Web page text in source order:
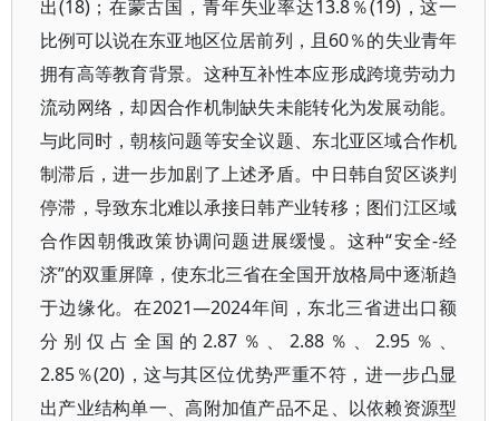
出(18)；在蒙古国，青年失业率达13.8％(19)，这一
比例可以说在东亚地区位居前列，且60％的失业青年
拥有高等教育背景。这种互补性本应形成跨境劳动力
流动网络，却因合作机制缺失未能转化为发展动能。
与此同时，朝核问题等安全议题、东北亚区域合作机
制滞后，进一步加剧了上述矛盾。中日韩自贸区谈判
停滞，导致东北难以承接日韩产业转移；图们江区域
合作因朝俄政策协调问题进展缓慢。这种“安全-经
济”的双重屏障，使东北三省在全国开放格局中逐渐趋
于边缘化。在2021—2024年间，东北三省进出口额
分别仅占全国的2.87％、2.88％、2.95％、
2.85％(20)，这与其区位优势严重不符，进一步凸显
出产业结构单一、高附加值产品不足、以依赖资源型